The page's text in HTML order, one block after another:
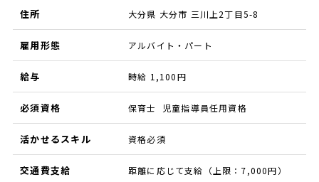
住所 大分県 大分市 三川上2丁目5-8
雇用形態 アルバイト・パート
給与 時給 1,100円
必須資格 保育士 児童指導員任用資格
活かせるスキル 資格必須
交通費支給 距離に応じて支給（上限：7,000円）